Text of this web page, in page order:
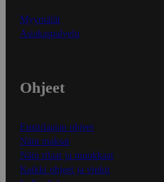
Myymälät
Asiakaspalvelu
Ohjeet
Ensitilaajan ohjeet
Näin maksat
Näin tilaat ja muokkaat
Kaikki ohjeet ja vinkit